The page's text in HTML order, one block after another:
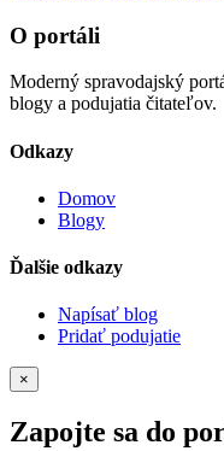
O portáli
Moderný spravodajský
blogy a podujatia čitateľov.
Odkazy
Domov
Blogy
Ďalšie odkazy
Napísať blog
Pridať podujatie
×
Zapojte sa do